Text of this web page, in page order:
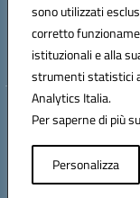
sono utilizzati
corretto
istituzionali e alla
strumenti statistici
Analytics Italia.
Per saperne di più
Personalizza
Codice univoco ufficio:
Codice
Codice fiscale: